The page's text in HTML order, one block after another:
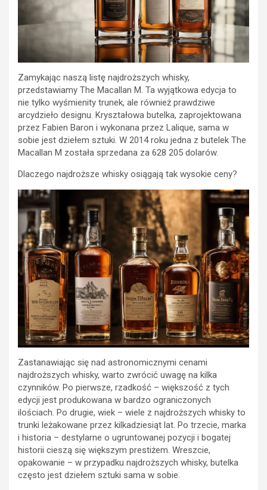
Zamykając naszą listę najdroższych whisky,
przedstawiamy The Macallan M. Ta wyjątkowa edycja to
nie tylko wyśmienity trunek, ale również prawdziwe
arcydzieło designu. Kryształowa butelka, zaprojektowana
przez Fabien Baron i wykonana przez Lalique, sama w
sobie jest dziełem sztuki. W 2014 roku jedna z butelek The
Macallan M została sprzedana za 628 205 dolarów.
Dlaczego najdroższe whisky osiągają tak wysokie ceny?
Zastanawiając się nad astronomicznymi cenami
najdroższych whisky, warto zwrócić uwagę na kilka
czynników. Po pierwsze, rzadkość – większość z tych
edycji jest produkowana w bardzo ograniczonych
ilościach. Po drugie, wiek – wiele z najdroższych whisky to
trunki leżakowane przez kilkadziesiąt lat. Po trzecie, marka
i historia – destylarne o ugruntowanej pozycji i bogatej
historii cieszą się większym prestiżem. Wreszcie,
opakowanie – w przypadku najdroższych whisky, butelka
często jest dziełem sztuki sama w sobie.